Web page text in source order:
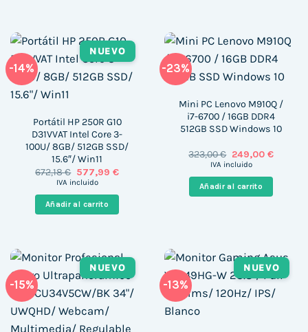
-14%
NUEVO
Portátil HP 250R G10
D31VVAT Intel Core 3-
100U/ 8GB/ 512GB SSD/
15.6″/ Win11
672,18€ El
precio
era:
672,18 €.
577,99 €El
es:
577,99 €.
IVA incluido
Añadir al carrito
-23%
Mini PC Lenovo M910Q /
i7-6700 / 16GB DDR4
512GB SSD Windows 10
323,00€ El
precio
era:
323,00 €.
249,00 €El
es:
249,00
IVA incluido
Añadir al carrito
-15%
NUEVO
-13%
NUEVO